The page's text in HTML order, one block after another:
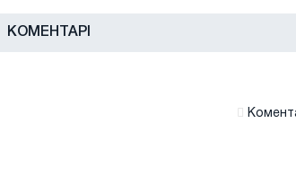
КОМЕНТАРІ